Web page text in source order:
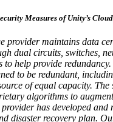
Measures of Unity’s
provider maintains data
dual circuits, switches,
to help provide
to be redundant,
of equal capacity. The
algorithms to
has developed and
disaster recovery plan.